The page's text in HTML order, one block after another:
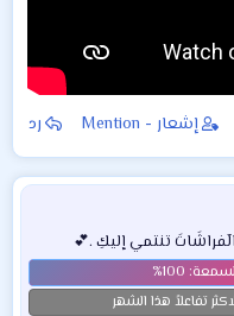
إشعار - Mention رد
تنتمي إليكِ .💕
تفاعلاً هذا الشهر